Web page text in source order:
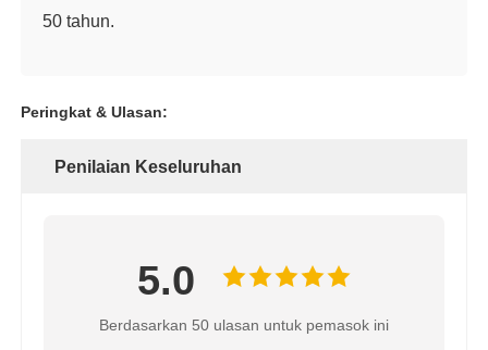
50 tahun.
Peringkat & Ulasan:
Penilaian Keseluruhan
5.0
Berdasarkan 50 ulasan untuk pemasok ini